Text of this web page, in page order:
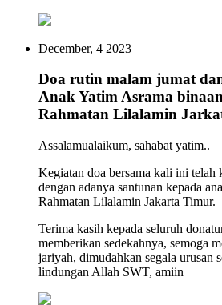
December, 4 2023
Doa rutin malam jumat
Anak Yatim Asrama
Rahmatan Lilalamin
Assalamualaikum, sahabat yatim..
Kegiatan doa bersama kali ini telah
dengan adanya santunan kepada
Rahmatan Lilalamin Jakarta Timur.
Terima kasih kepada seluruh
memberikan sedekahnya, semoga
jariyah, dimudahkan segala urusan
lindungan Allah SWT, amiin